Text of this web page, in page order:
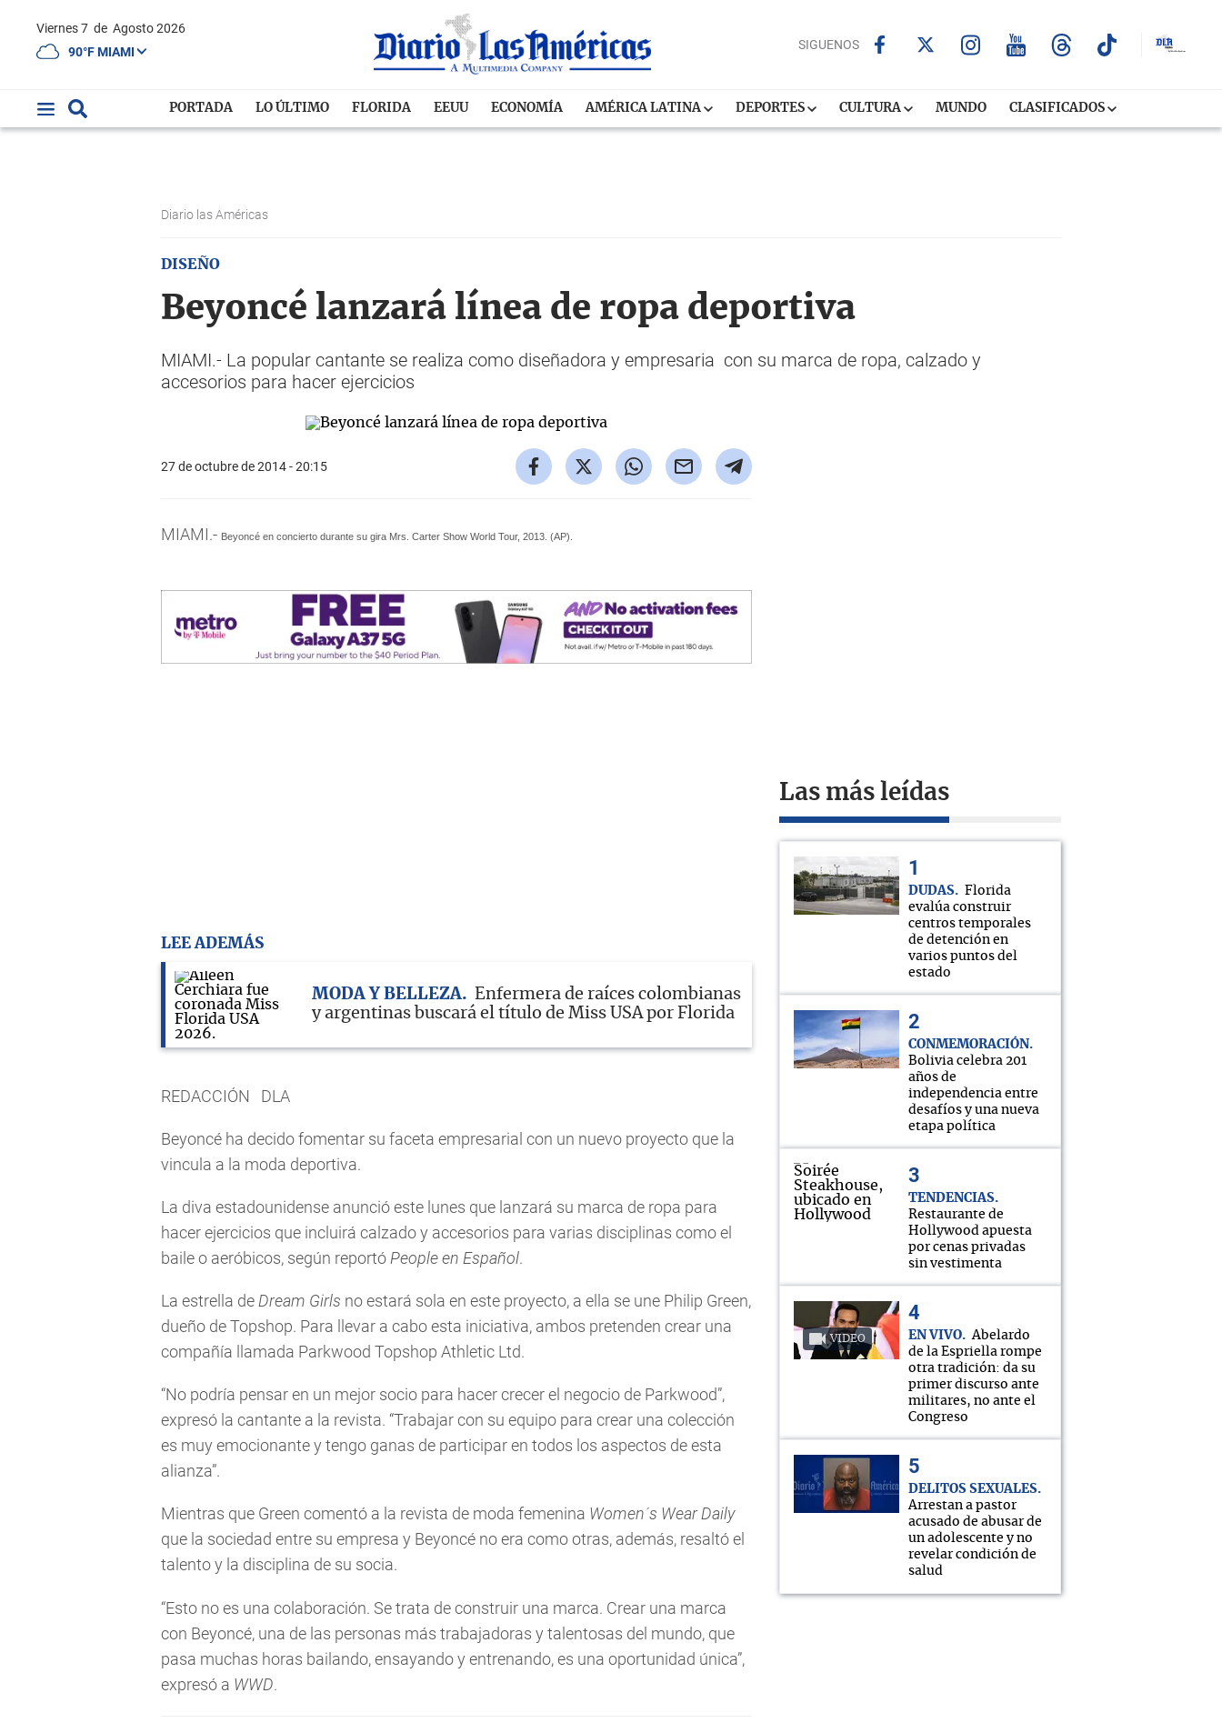
Viernes 7 de Agosto 2026
90°F MIAMI
SIGUENOS
PORTADA LO ÚLTIMO FLORIDA EEUU ECONOMÍA AMÉRICA LATINA DEPORTES CULTURA MUNDO CLASIFICADOS
Diario las Américas
DISEÑO
Beyoncé lanzará línea de ropa deportiva
MIAMI.- La popular cantante se realiza como diseñadora y empresaria con su marca de ropa, calzado y
accesorios para hacer ejercicios
27 de octubre de 2014 - 20:15
MIAMI.- Beyoncé en concierto durante su gira Mrs. Carter Show World Tour, 2013. (AP).
LEE ADEMÁS
MODA Y BELLEZA
Enfermera de raíces colombianas
y argentinas buscará el título de Miss USA por Florida
REDACCIÓN DLA
Beyoncé ha decido fomentar su faceta empresarial con un nuevo proyecto que la
vincula a la moda deportiva.
La diva estadounidense anunció este lunes que lanzará su marca de ropa para
hacer ejercicios que incluirá calzado y accesorios para varias disciplinas como el
baile o aeróbicos, según reportó People en Español.
La estrella de Dream Girls no estará sola en este proyecto, a ella se une Philip Green,
dueño de Topshop. Para llevar a cabo esta iniciativa, ambos pretenden crear una
compañía llamada Parkwood Topshop Athletic Ltd.
“No podría pensar en un mejor socio para hacer crecer el negocio de Parkwood”,
expresó la cantante a la revista. “Trabajar con su equipo para crear una colección
es muy emocionante y tengo ganas de participar en todos los aspectos de esta
alianza”.
Mientras que Green comentó a la revista de moda femenina Women´s Wear Daily
que la sociedad entre su empresa y Beyoncé no era como otras, además, resaltó el
talento y la disciplina de su socia.
“Esto no es una colaboración. Se trata de construir una marca. Crear una marca
con Beyoncé, una de las personas más trabajadoras y talentosas del mundo, que
pasa muchas horas bailando, ensayando y entrenando, es una oportunidad única”,
expresó a WWD.
Las más leídas
DUDAS
Florida
evalúa construir
centros temporales
de detención en
varios puntos del
estado
CONMEMORACIÓN
Bolivia celebra 201
años de
independencia entre
desafíos y una nueva
etapa política
TENDENCIAS
Restaurante de
Hollywood apuesta
por cenas privadas
sin vestimenta
VIDEO EN VIVO
Abelardo
de la Espriella rompe
otra tradición: da su
primer discurso ante
militares, no ante el
Congreso
DELITOS SEXUALES
Arrestan a pastor
acusado de abusar de
un adolescente y no
revelar condición de
salud